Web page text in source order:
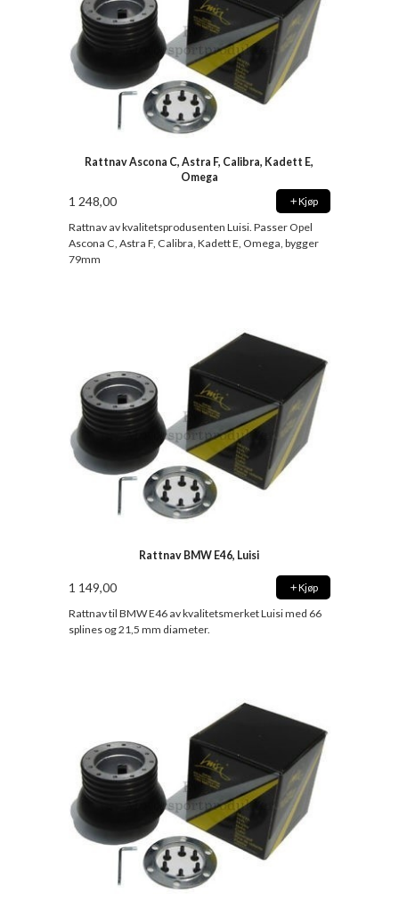
Rattnav Ascona C, Astra F, Calibra, Kadett E,
Omega
1 248,00 Kjøp
Rattnav av kvalitetsprodusenten Luisi. Passer Opel
Ascona C, Astra F, Calibra, Kadett E, Omega, bygger
79mm
Rattnav BMW E46, Luisi
1 149,00 Kjøp
Rattnav til BMW E46 av kvalitetsmerket Luisi med 66
splines og 21,5 mm diameter.